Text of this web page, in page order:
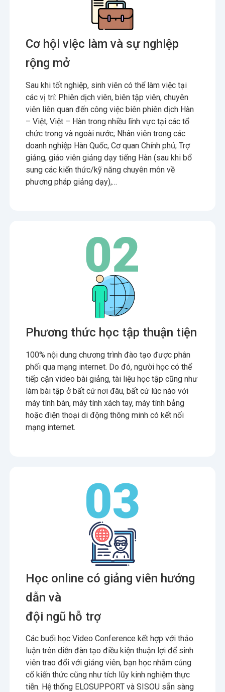
Cơ hội việc làm và sự nghiệp
rộng mở
Sau khi tốt nghiệp, sinh viên có thể làm việc tại
các vị trí: Phiên dịch viên, biên tập viên, chuyên
viên liên quan đến công việc biên phiên dịch Hàn
– Việt, Việt – Hàn trong nhiều lĩnh vực tại các tổ
chức trong và ngoài nước; Nhân viên trong các
doanh nghiệp Hàn Quốc, Cơ quan Chính phủ; Trợ
giảng, giáo viên giảng dạy tiếng Hàn (sau khi bổ
sung các kiến thức/kỹ năng chuyên môn về
phương pháp giảng dạy),…
Phương thức học tập thuận tiện
100% nội dung chương trình đào tạo được phân
phối qua mạng internet. Do đó, người học có thể
tiếp cận video bài giảng, tài liệu học tập cũng như
làm bài tập ở bất cứ nơi đâu, bất cứ lúc nào với
máy tính bàn, máy tính xách tay, máy tính bảng
hoặc điện thoại di động thông minh có kết nối
mạng internet.
Học online có giảng viên hướng
dẫn và
đội ngũ hỗ trợ
Các buổi học Video Conference kết hợp với thảo
luận trên diễn đàn tạo điều kiện thuận lợi để sinh
viên trao đổi với giảng viên, bạn học nhằm củng
cố kiến thức cũng như tích lũy kinh nghiệm thực
tiễn. Hệ thống ELOSUPPORT và SISOU sẵn sàng